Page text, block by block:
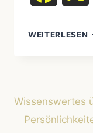
WEITERLESEN
Wissenswertes